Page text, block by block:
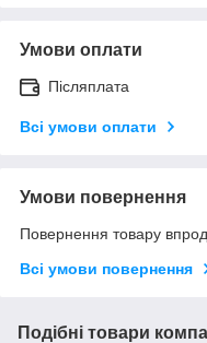
Умови оплати
Післяплата
Всі умови оплати
Умови повернення
Повернення товару
Всі умови повернення
Подібні товари